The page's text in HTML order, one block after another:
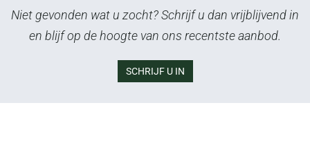
Niet gevonden wat u zocht? Schrijf u dan vrijblijvend in
en blijf op de hoogte van ons recentste aanbod.
SCHRIJF U IN